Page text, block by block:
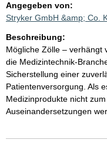
Angegeben von:
Stryker GmbH &amp; Co.
Beschreibung:
Mögliche Zölle – verhängt
die Medizintechnik-
Sicherstellung einer
Patientenversorgung. Als
Medizinprodukte nicht
Auseinandersetzungen